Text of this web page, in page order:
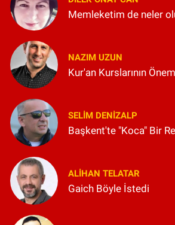
Memleketim de neler
NAZIM UZUN
Kur'an Kurslarının
SELIM DENİZALP
Başkent'te "Koca" Bir
ALIHAN TELATAR
Gaich Böyle İstedi